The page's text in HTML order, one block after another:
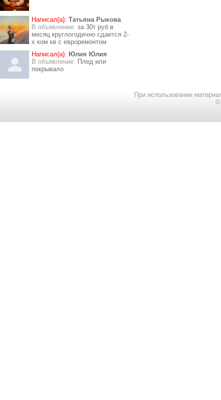
Написал(а): Татьяна Рыкова
В объявление: за 30т руб в
месяц круглогодично сдается 2-
х ком кв с евроремонтом
Написал(а): Юлия Юлия
В объявление: Плед или
покрывало
При использовании